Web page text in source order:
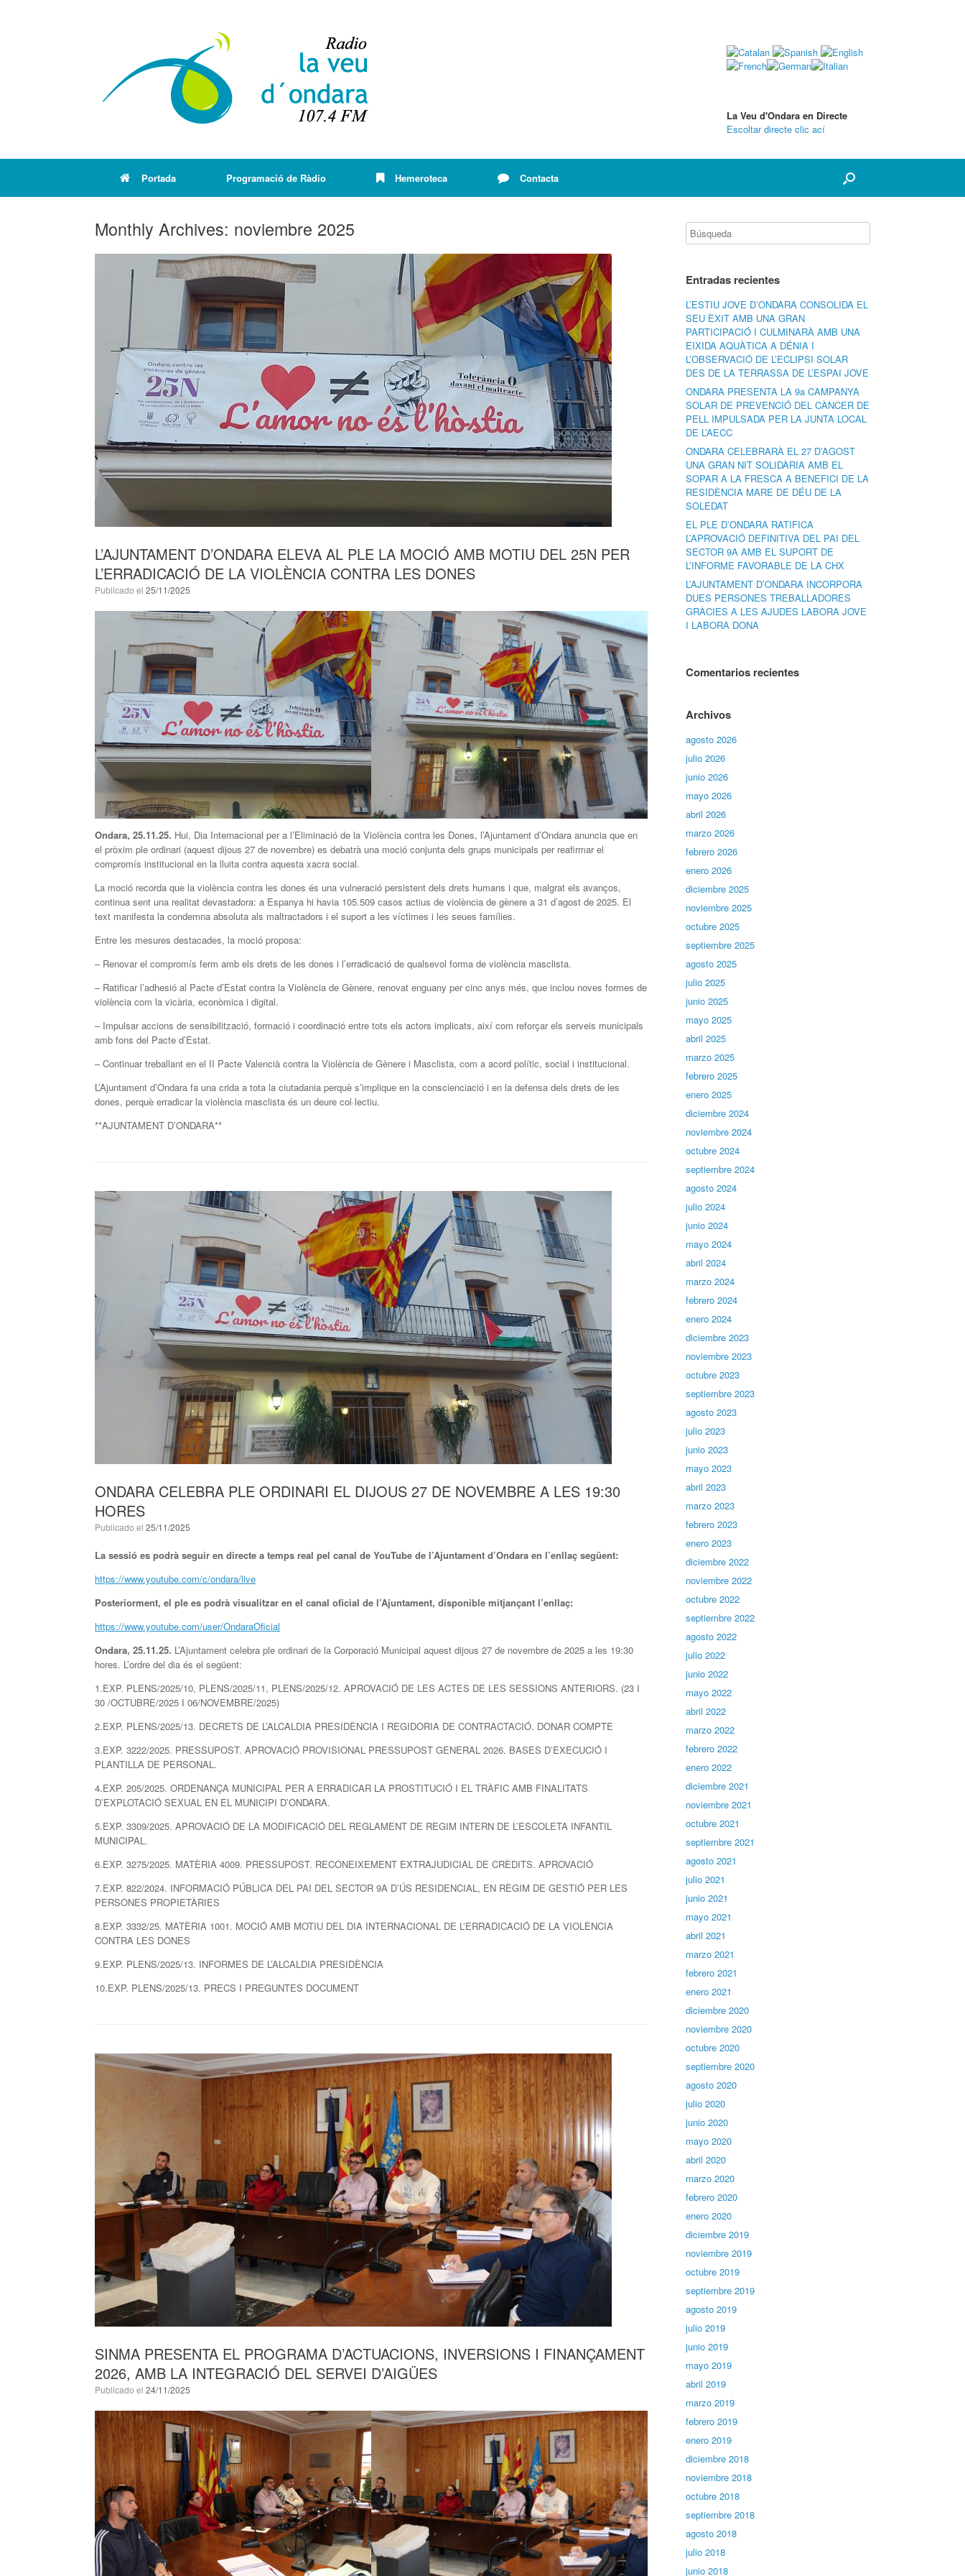
La Veu d'Ondara en Directe
Escoltar directe clic ací
Portada Programació de Ràdio Hemeroteca Contacta
Monthly Archives: noviembre 2025
L’AJUNTAMENT D’ONDARA ELEVA AL PLE LA MOCIÓ AMB MOTIU DEL 25N PER
L’ERRADICACIÓ DE LA VIOLÈNCIA CONTRA LES DONES
Publicado el 25/11/2025
Ondara, 25.11.25. Hui, Dia Internacional per a l’Eliminació de la Violència contra les Dones, l’Ajuntament d’Ondara anuncia que en
el pròxim ple ordinari (aquest dijous 27 de novembre) es debatrà una moció conjunta dels grups municipals per reafirmar el
compromís institucional en la lluita contra aquesta xacra social.
La moció recorda que la violència contra les dones és una vulneració persistent dels drets humans i que, malgrat els avanços,
continua sent una realitat devastadora: a Espanya hi havia 105.509 casos actius de violència de gènere a 31 d’agost de 2025. El
text manifesta la condemna absoluta als maltractadors i el suport a les víctimes i les seues famílies.
Entre les mesures destacades, la moció proposa:
– Renovar el compromís ferm amb els drets de les dones i l’erradicació de qualsevol forma de violència masclista.
– Ratificar l’adhesió al Pacte d’Estat contra la Violència de Gènere, renovat enguany per cinc anys més, que inclou noves formes de
violència com la vicària, econòmica i digital.
– Impulsar accions de sensibilització, formació i coordinació entre tots els actors implicats, així com reforçar els serveis municipals
amb fons del Pacte d’Estat.
– Continuar treballant en el II Pacte Valencià contra la Violència de Gènere i Masclista, com a acord polític, social i institucional.
L’Ajuntament d’Ondara fa una crida a tota la ciutadania perquè s’implique en la conscienciació i en la defensa dels drets de les
dones, perquè erradicar la violència masclista és un deure col·lectiu.
**AJUNTAMENT D’ONDARA**
ONDARA CELEBRA PLE ORDINARI EL DIJOUS 27 DE NOVEMBRE A LES 19:30
HORES
Publicado el 25/11/2025
La sessió es podrà seguir en directe a temps real pel canal de YouTube de l’Ajuntament d’Ondara en l’enllaç següent:
https://www.youtube.com/c/ondara/live
Posteriorment, el ple es podrà visualitzar en el canal oficial de l’Ajuntament, disponible mitjançant l’enllaç:
https://www.youtube.com/user/OndaraOficial
Ondara, 25.11.25. L’Ajuntament celebra ple ordinari de la Corporació Municipal aquest dijous 27 de novembre de 2025 a les 19:30
hores. L’ordre del dia és el següent:
1.EXP. PLENS/2025/10, PLENS/2025/11, PLENS/2025/12. APROVACIÓ DE LES ACTES DE LES SESSIONS ANTERIORS. (23 I
30 /OCTUBRE/2025 I 06/NOVEMBRE/2025)
2.EXP. PLENS/2025/13. DECRETS DE L’ALCALDIA PRESIDÈNCIA I REGIDORIA DE CONTRACTACIÓ. DONAR COMPTE
3.EXP. 3222/2025. PRESSUPOST. APROVACIÓ PROVISIONAL PRESSUPOST GENERAL 2026. BASES D’EXECUCIÓ I
PLANTILLA DE PERSONAL.
4.EXP. 205/2025. ORDENANÇA MUNICIPAL PER A ERRADICAR LA PROSTITUCIÓ I EL TRÀFIC AMB FINALITATS
D’EXPLOTACIÓ SEXUAL EN EL MUNICIPI D’ONDARA.
5.EXP. 3309/2025. APROVACIÓ DE LA MODIFICACIÓ DEL REGLAMENT DE REGIM INTERN DE L’ESCOLETA INFANTIL
MUNICIPAL.
6.EXP. 3275/2025. MATÈRIA 4009. PRESSUPOST. RECONEIXEMENT EXTRAJUDICIAL DE CRÈDITS. APROVACIÓ
7.EXP. 822/2024. INFORMACIÓ PÚBLICA DEL PAI DEL SECTOR 9A D’ÚS RESIDENCIAL, EN RÈGIM DE GESTIÓ PER LES
PERSONES PROPIETÀRIES
8.EXP. 3332/25. MATÈRIA 1001. MOCIÓ AMB MOTIU DEL DIA INTERNACIONAL DE L’ERRADICACIÓ DE LA VIOLÈNCIA
CONTRA LES DONES
9.EXP. PLENS/2025/13. INFORMES DE L’ALCALDIA PRESIDÈNCIA
10.EXP. PLENS/2025/13. PRECS I PREGUNTES DOCUMENT
SINMA PRESENTA EL PROGRAMA D’ACTUACIONS, INVERSIONS I FINANÇAMENT
2026, AMB LA INTEGRACIÓ DEL SERVEI D’AIGÜES
Publicado el 24/11/2025
Entradas recientes
L’ESTIU JOVE D’ONDARA CONSOLIDA EL
SEU ÈXIT AMB UNA GRAN
PARTICIPACIÓ I CULMINARÀ AMB UNA
EIXIDA AQUÀTICA A DÉNIA I
L’OBSERVACIÓ DE L’ECLIPSI SOLAR
DES DE LA TERRASSA DE L’ESPAI JOVE
ONDARA PRESENTA LA 9a CAMPANYA
SOLAR DE PREVENCIÓ DEL CÀNCER DE
PELL IMPULSADA PER LA JUNTA LOCAL
DE L’AECC
ONDARA CELEBRARÀ EL 27 D’AGOST
UNA GRAN NIT SOLIDÀRIA AMB EL
SOPAR A LA FRESCA A BENEFICI DE LA
RESIDÈNCIA MARE DE DÉU DE LA
SOLEDAT
EL PLE D’ONDARA RATIFICA
L’APROVACIÓ DEFINITIVA DEL PAI DEL
SECTOR 9A AMB EL SUPORT DE
L’INFORME FAVORABLE DE LA CHX
L’AJUNTAMENT D’ONDARA INCORPORA
DUES PERSONES TREBALLADORES
GRÀCIES A LES AJUDES LABORA JOVE
I LABORA DONA
Comentarios recientes
Archivos
agosto 2026
julio 2026
junio 2026
mayo 2026
abril 2026
marzo 2026
febrero 2026
enero 2026
diciembre 2025
noviembre 2025
octubre 2025
septiembre 2025
agosto 2025
julio 2025
junio 2025
mayo 2025
abril 2025
marzo 2025
febrero 2025
enero 2025
diciembre 2024
noviembre 2024
octubre 2024
septiembre 2024
agosto 2024
julio 2024
junio 2024
mayo 2024
abril 2024
marzo 2024
febrero 2024
enero 2024
diciembre 2023
noviembre 2023
octubre 2023
septiembre 2023
agosto 2023
julio 2023
junio 2023
mayo 2023
abril 2023
marzo 2023
febrero 2023
enero 2023
diciembre 2022
noviembre 2022
octubre 2022
septiembre 2022
agosto 2022
julio 2022
junio 2022
mayo 2022
abril 2022
marzo 2022
febrero 2022
enero 2022
diciembre 2021
noviembre 2021
octubre 2021
septiembre 2021
agosto 2021
julio 2021
junio 2021
mayo 2021
abril 2021
marzo 2021
febrero 2021
enero 2021
diciembre 2020
noviembre 2020
octubre 2020
septiembre 2020
agosto 2020
julio 2020
junio 2020
mayo 2020
abril 2020
marzo 2020
febrero 2020
enero 2020
diciembre 2019
noviembre 2019
octubre 2019
septiembre 2019
agosto 2019
julio 2019
junio 2019
mayo 2019
abril 2019
marzo 2019
febrero 2019
enero 2019
diciembre 2018
noviembre 2018
octubre 2018
septiembre 2018
agosto 2018
julio 2018
junio 2018